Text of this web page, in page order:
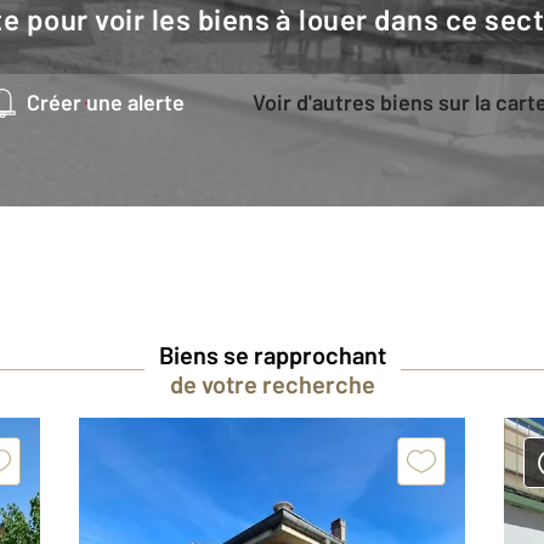
pour voir les biens à louer dans ce
Créer une alerte Voir d'autres biens sur la
Biens se rapprochant
de votre recherche